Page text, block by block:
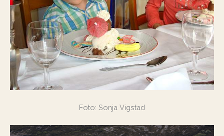
Foto: Sonja Vigstad